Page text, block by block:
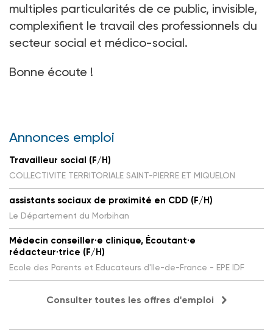
multiples particularités de ce public, invisible,
complexifient le travail des professionnels du
secteur social et médico-social.
Bonne écoute !
Annonces emploi
Travailleur social (F/H)
COLLECTIVITE TERRITORIALE SAINT-PIERRE ET MIQUELON
assistants sociaux de proximité en CDD (F/H)
Le Département du Morbihan
Médecin conseiller·e clinique, Écoutant·e
rédacteur·trice (F/H)
Ecole des Parents et Educateurs d'Ile-de-France - EPE IDF
Consulter toutes les offres d'emploi